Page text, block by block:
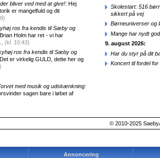
bliver ved med at give!: Hej
er mangelfuld og dit
ros fra kendis til Sæby og
Holm har ret - vi har
(kl. 10:43)
ros fra kendis til Sæby og
er virkelig GULD, dette her og
med musik og udskænkning:
sagen bare i løbet af
Skolestart: 516
sikkert på vej
Børneuniverser og
Mange har nydt
9. august 2026:
Har du styr på dit
Koncert til fordel
© 2010-2025
Annoncering